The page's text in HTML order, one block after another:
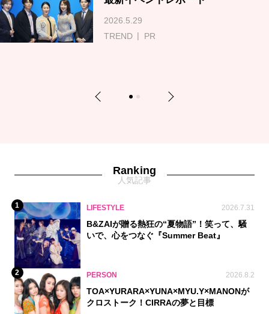
2026.5.29
TREND
PR
Previous 1 2 Next
Ranking
人気記事
1 LIFESTYLE 2026.7.31
B&ZAIが贈る熱狂の“夏物語”！笑って、騒
いで、心をつなぐ『Summer Beat』
2 PERSON 2026.8.2
TOA×YURARA×YUNA×MYU.Y×MANONが
クロストーク！CIRRAの夢と目標